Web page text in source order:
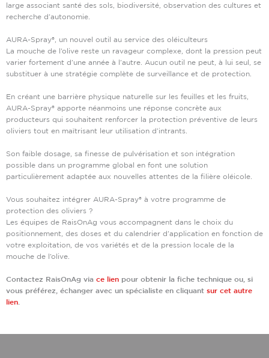
large associant santé des sols, biodiversité, observation des cultures et
recherche d’autonomie.
AURA-Spray®, un nouvel outil au service des oléiculteurs
La mouche de l’olive reste un ravageur complexe, dont la pression peut
varier fortement d’une année à l’autre. Aucun outil ne peut, à lui seul, se
substituer à une stratégie complète de surveillance et de protection.
En créant une barrière physique naturelle sur les feuilles et les fruits,
AURA-Spray® apporte néanmoins une réponse concrète aux
producteurs qui souhaitent renforcer la protection préventive de leurs
oliviers tout en maîtrisant leur utilisation d’intrants.
Son faible dosage, sa finesse de pulvérisation et son intégration
possible dans un programme global en font une solution
particulièrement adaptée aux nouvelles attentes de la filière oléicole.
Vous souhaitez intégrer AURA-Spray® à votre programme de
protection des oliviers ?
Les équipes de RaisOnAg vous accompagnent dans le choix du
positionnement, des doses et du calendrier d’application en fonction de
votre exploitation, de vos variétés et de la pression locale de la
mouche de l’olive.
Contactez RaisOnAg via ce lien pour obtenir la fiche technique ou, si
vous préférez, échanger avec un spécialiste en cliquant sur cet autre
lien